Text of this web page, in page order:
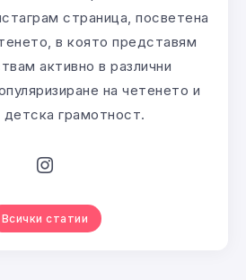
страница, посветена
в която представям
активно в различни
на четенето и
детска грамотност.
Всички статии